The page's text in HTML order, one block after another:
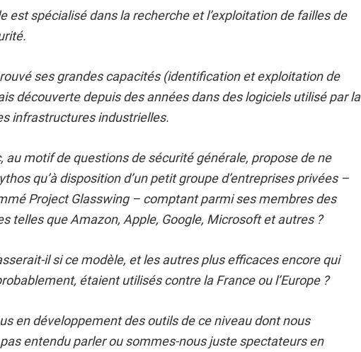
est spécialisé dans la recherche et l’exploitation de failles de
ses grandes capacités (identification et exploitation de
découverte depuis des années dans des logiciels utilisé par la
infrastructures industrielles.
au motif de questions de sécurité générale, propose de ne
qu’à disposition d’un petit groupe d’entreprises privées –
Project Glasswing – comptant parmi ses membres des
telles que Amazon, Apple, Google, Microsoft et autres ?
il si ce modèle, et les autres plus efficaces encore qui
étaient utilisés contre la France ou l’Europe ?
en développement des outils de ce niveau dont nous
pas entendu parler ou sommes-nous juste spectateurs en